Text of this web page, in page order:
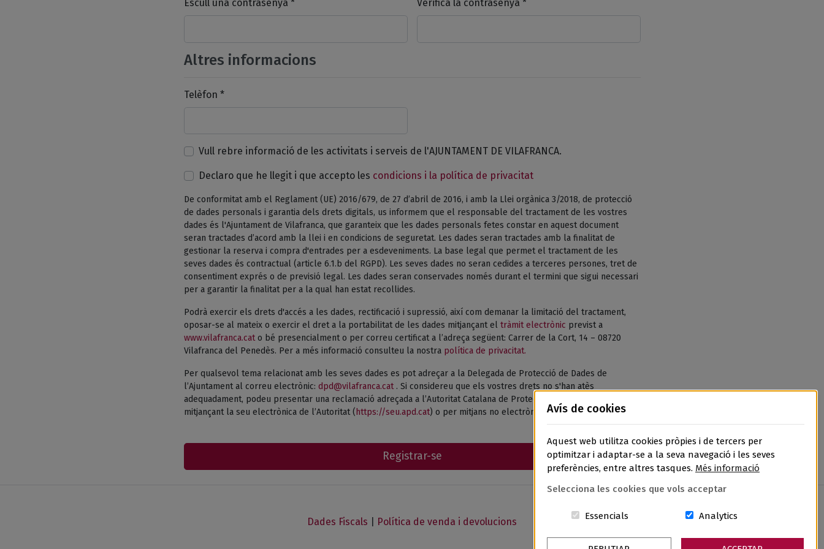
Escull una contrasenya * Verifica la contrasenya *
Altres informacions
Telèfon *
Vull rebre informació de les activitats i serveis de l'AJUNTAMENT DE VILAFRANCA.
Declaro que he llegit i que accepto les condicions i la política de privacitat
De conformitat amb el Reglament (UE) 2016/679, de 27 d’abril de 2016, i amb la Llei orgànica 3/2018, de protecció
de dades personals i garantia dels drets digitals, us informem que el responsable del tractament de les vostres
dades és l'Ajuntament de Vilafranca, que garanteix que les dades personals fetes constar en aquest document
seran tractades d’acord amb la llei i en condicions de seguretat. Les dades seran tractades amb la finalitat de
gestionar la reserva i compra d'entrades per a esdeveniments. La base legal que permet el tractament de les
seves dades és contractual (article 6.1.b del RGPD). Les seves dades no seran cedides a terceres persones, tret de
consentiment exprés o de previsió legal. Les dades seran conservades només durant el termini que sigui necessari
per a garantir la finalitat per a la qual han estat recollides.
Podrà exercir els drets d'accés a les dades, rectificació i supressió, així com demanar la limitació del tractament,
oposar-se al mateix o exercir el dret a la portabilitat de les dades mitjançant el tràmit electrònic previst a
www.vilafranca.cato bé presencialment o per correu certificat a l’adreça següent: Carrer de la Cort, 14 – 08720
Vilafranca del Penedès. Per a més informació consulteu la nostra política de privacitat.
Per qualsevol tema relacionat amb les seves dades es pot adreçar a la Delegada de Protecció de Dades de
l’Ajuntament al correu electrònic: dpd@vilafranca.cat. Si considereu que els vostres drets no s'han atès
adequadament, podeu presentar una reclamació adreçada a l’Autoritat Catalana de Protecció de Dades, l’APDCAT,
mitjançant la seu electrònica de l’Autoritat ( https://seu.apd.cat) o per mitjans no electrònics.
Registrar-se
Dades Fiscals Política de venda i devolucions
Avís de cookies
Aquest web utilitza cookies pròpies i de tercers per
optimitzar i adaptar-se a la seva navegació i les seves
preferències, entre altres tasques. Més informació
Selecciona les cookies que vols acceptar
Essencials Aquestes cookies són essencials per al lloc
Analytics